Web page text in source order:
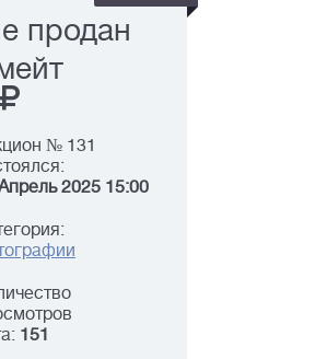
продан
№ 131
2025 15:00
151